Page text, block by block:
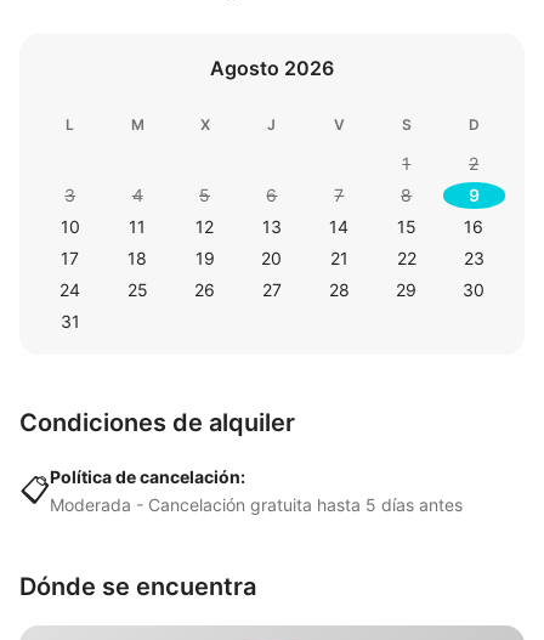
Agosto 2026
L M X J V S D
1
2
3
4 5 6 7 8
9
10
11 12 13 14 15
16
17
18 19 20 21 22
23
24
25 26 27 28 29
30
31
Condiciones de alquiler
📋Política de cancelación:
Moderada - Cancelación gratuita hasta 5 días antes
Dónde se encuentra